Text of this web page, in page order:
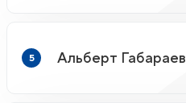
5 Альберт Габараев